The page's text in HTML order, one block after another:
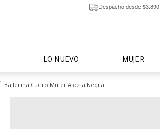
Despacho desde $3.890
LO NUEVO MUJER
Ballerina Cuero Mujer Alozia Negra